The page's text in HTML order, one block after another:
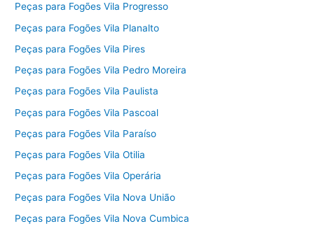
Peças para Fogões Vila Progresso
Peças para Fogões Vila Planalto
Peças para Fogões Vila Pires
Peças para Fogões Vila Pedro Moreira
Peças para Fogões Vila Paulista
Peças para Fogões Vila Pascoal
Peças para Fogões Vila Paraíso
Peças para Fogões Vila Otilia
Peças para Fogões Vila Operária
Peças para Fogões Vila Nova União
Peças para Fogões Vila Nova Cumbica